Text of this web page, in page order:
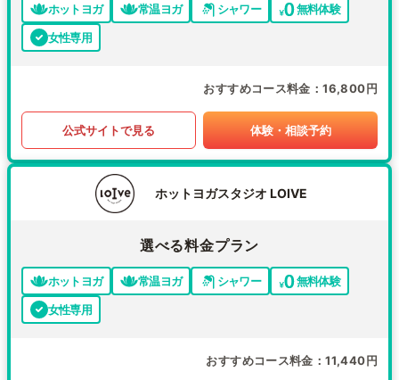
ホットヨガ 常温ヨガ シャワー
無料体験
女性専用
おすすめコース料金 16,800円
公式サイトで見る 体験・相談予約
ホットヨガスタジオ LOIVE
選べる料金プラン
ホットヨガ 常温ヨガ シャワー
無料体験
女性専用
おすすめコース料金 11,440円